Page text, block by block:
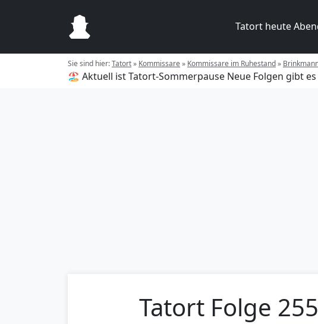
Tatort heute
Sie sind hier:Tatort» Kommissare» Kommissare im Ruhestand»
🏖️ Aktuell ist Tatort-Sommerpause Neue Folgen gibt
Tatort Folge